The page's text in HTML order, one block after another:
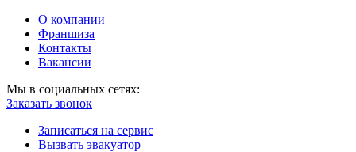
О компании
Франшиза
Контакты
Вакансии
Мы в социальных сетях:
Заказать звонок
Записаться на сервис
Вызвать эвакуатор